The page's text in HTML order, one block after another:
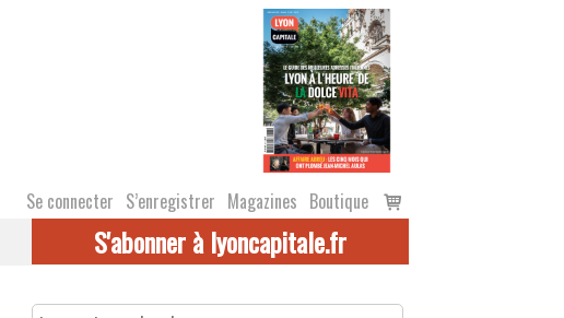
Se connecter S’enregistrer Magazines Boutique
Voir
le
S'abonner à lyoncapitale.fr